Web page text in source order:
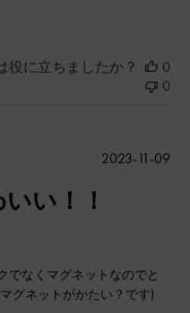
役に立ちましたか？
0
0
い！！
でなくマグネットなのでと
グネットがかたい？です)
公
2023-11-09